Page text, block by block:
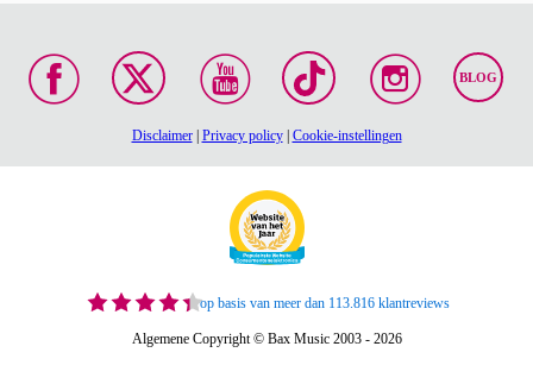
BLOG
Disclaimer| Privacy policy| Cookie-instellingen
op basis van meer dan 113.816 klantreviews
Algemene Copyright © Bax Music 2003 - 2026